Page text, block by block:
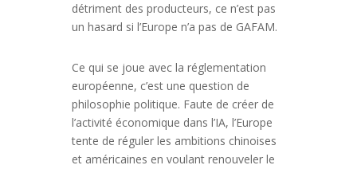
détriment des producteurs, ce n’est pas
un hasard si l’Europe n’a pas de GAFAM.
Ce qui se joue avec la réglementation
européenne, c’est une question de
philosophie politique. Faute de créer de
l’activité économique dans l’IA, l’Europe
tente de réguler les ambitions chinoises
et américaines en voulant renouveler le